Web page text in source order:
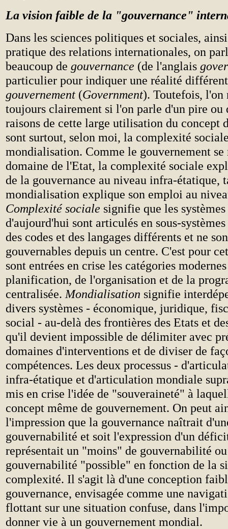
La vision faible de la "gouvernance"
Dans les sciences politiques et sociales,
pratique des relations internationales, on
beaucoup de gouvernance (de l'anglais
particulier pour indiquer une réalité
gouvernement (Government). Toutefois, l'on
toujours clairement si l'on parle d'un pire ou
raisons de cette large utilisation du concept
sont surtout, selon moi, la complexité
mondialisation. Comme le gouvernement se
domaine de l'Etat, la complexité sociale
de la gouvernance au niveau infra-étatique,
mondialisation explique son emploi au
Complexité sociale signifie que les
d'aujourd'hui sont articulés en sous-
des codes et des langages différents et ne
gouvernables depuis un centre. C'est pour
sont entrées en crise les catégories
planification, de l'organisation et de la
centralisée. Mondialisation signifie
divers systèmes - économique, juridique,
social - au-delà des frontières des Etats et
qu'il devient impossible de délimiter avec
domaines d'interventions et de diviser de
compétences. Les deux processus -
infra-étatique et d'articulation mondiale
mis en crise l'idée de "souveraineté" à
concept même de gouvernement. On peut
l'impression que la gouvernance naîtrait
gouvernabilité et soit l'expression d'un
représentait un "moins" de gouvernabilité
gouvernabilité "possible" en fonction de la
complexité. Il s'agit là d'une conception
gouvernance, envisagée comme une
flottant sur une situation confuse, dans
donner vie à un gouvernement mondial.